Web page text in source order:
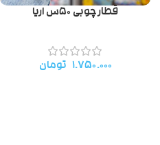
قطار چوبی ۵۰س اریا
۱.۷۵۰.۰۰۰ تومان